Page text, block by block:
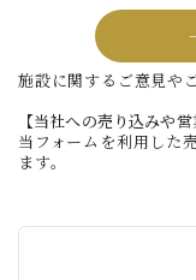
施設に関するご意見や
【当社への売り込みや
当フォームを利用した
ます。